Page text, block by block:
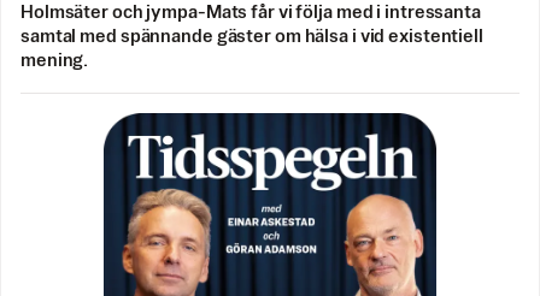
Holmsäter och jympa-Mats får vi följa med i intressanta
samtal med spännande gäster om hälsa i vid existentiell
mening.